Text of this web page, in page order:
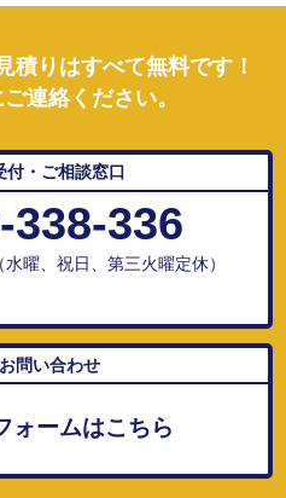
積りはすべて無料です！
連絡ください。
付・ご相談窓口
338-336
曜、祝日、第三火曜定休）
問い合わせ
ォームはこちら